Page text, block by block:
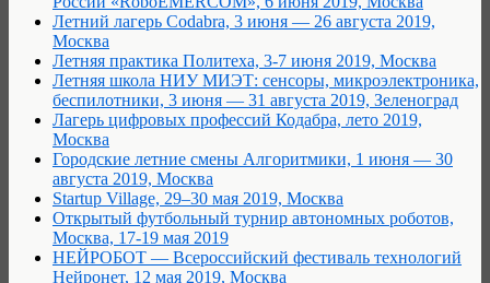
Летний лагерь Codabra, 3 июня — 26 августа 2019,
Москва
Летняя практика Политеха, 3-7 июня 2019, Москва
Летняя школа НИУ МИЭТ: сенсоры, микроэлектроника,
беспилотники, 3 июня — 31 августа 2019, Зеленоград
Лагерь цифровых профессий Кодабра, лето 2019,
Москва
Городские летние смены Алгоритмики, 1 июня — 30
августа 2019, Москва
Startup Village, 29–30 мая 2019, Москва
Открытый футбольный турнир автономных роботов,
Москва, 17-19 мая 2019
НЕЙРОБОТ — Всероссийский фестиваль технологий
Нейронет, 12 мая 2019, Москва